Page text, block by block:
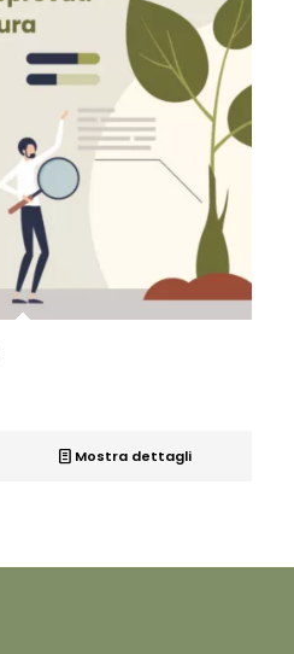
Mostra dettagli